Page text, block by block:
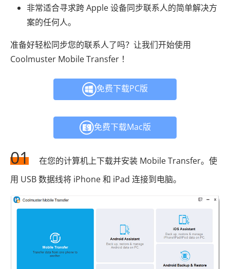
非常适合寻求跨 Apple 设备同步联系人的简单解决方
案的任何人。
准备好轻松同步您的联系人了吗？让我们开始使用
Coolmuster Mobile Transfer ！
免费下载PC版
免费下载Mac版
01
在您的计算机上下载并安装 Mobile Transfer。使
用 USB 数据线将 iPhone 和 iPad 连接到电脑。